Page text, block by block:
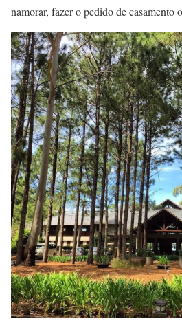
namorar, fazer o pedido de casamento